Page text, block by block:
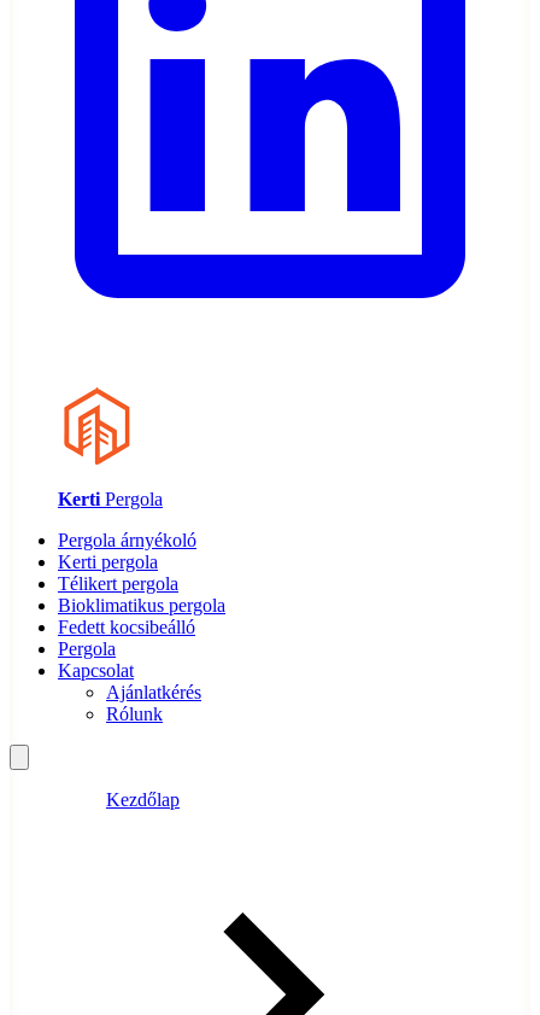
Kerti Pergola
Pergola árnyékoló
Kerti pergola
Télikert pergola
Bioklimatikus pergola
Fedett kocsibeálló
Pergola
Kapcsolat
Ajánlatkérés
Rólunk
Kezdőlap